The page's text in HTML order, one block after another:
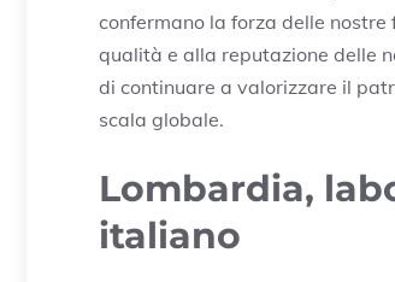
confermano la forza delle
qualità e alla reputazione delle
di continuare a valorizzare il
scala globale.
Lombardia,
italiano